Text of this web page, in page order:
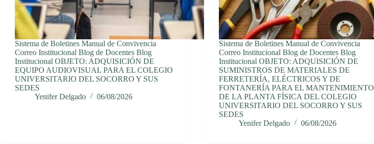
Sistema de Boletines Manual de Convivencia
Correo Institucional Blog de Docentes Blog
Institucional OBJETO: ADQUISICIÓN DE
EQUIPO AUDIOVISUAL PARA EL COLEGIO
UNIVERSITARIO DEL SOCORRO Y SUS
SEDES
Yenifer Delgado
06/08/2026
Sistema de Boletines Manual de Convivencia
Correo Institucional Blog de Docentes Blog
Institucional OBJETO: ADQUISICIÓN DE
SUMINISTROS DE MATERIALES DE
FERRETERÍA, ELÉCTRICOS Y DE
FONTANERÍA PARA EL MANTENIMIENTO
DE LA PLANTA FÍSICA DEL COLEGIO
UNIVERSITARIO DEL SOCORRO Y SUS
SEDES
Yenifer Delgado
06/08/2026